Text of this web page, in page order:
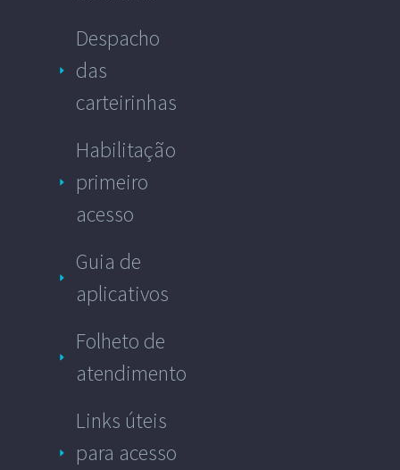
Despacho
das
carteirinhas
Habilitação
primeiro
acesso
Guia de
aplicativos
Folheto de
atendimento
Links úteis
para acesso